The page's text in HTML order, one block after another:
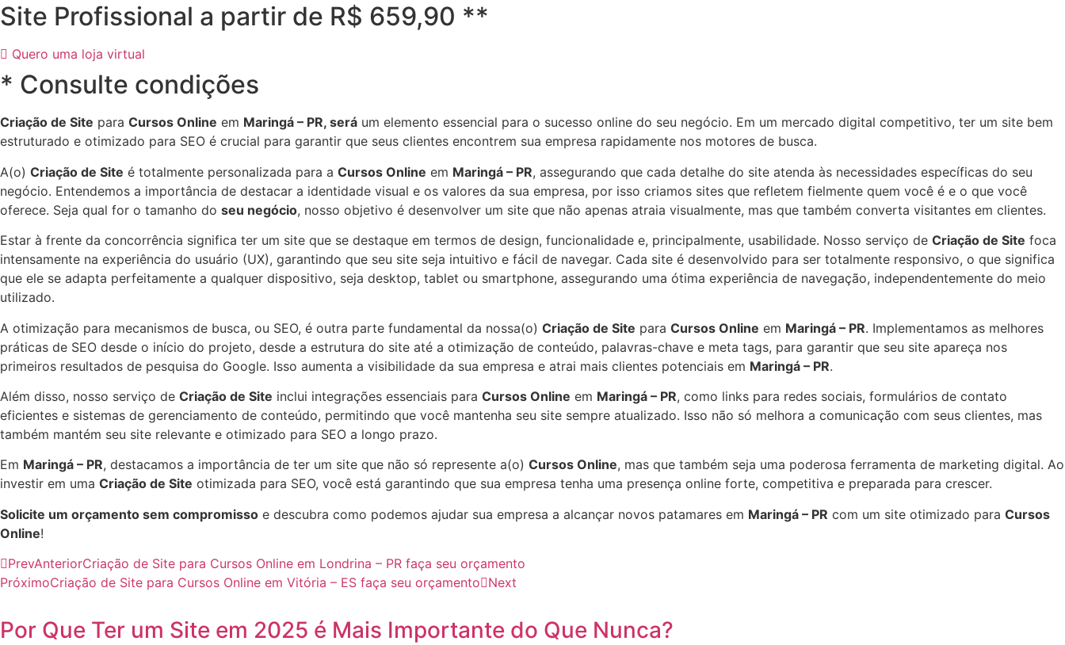
Site Profissional a partir de R$ 659,90 **
Quero uma loja virtual
* Consulte condições
Criação de Site para Cursos Online em Maringá – PR, será um elemento essencial para o sucesso online do seu negócio. Em um mercado digital competitivo, ter um site bem
estruturado e otimizado para SEO é crucial para garantir que seus clientes encontrem sua empresa rapidamente nos motores de busca.
A(o) Criação de Site é totalmente personalizada para a Cursos Online em Maringá – PR, assegurando que cada detalhe do site atenda às necessidades específicas do seu
negócio. Entendemos a importância de destacar a identidade visual e os valores da sua empresa, por isso criamos sites que refletem fielmente quem você é e o que você
oferece. Seja qual for o tamanho do seu negócio, nosso objetivo é desenvolver um site que não apenas atraia visualmente, mas que também converta visitantes em clientes.
Estar à frente da concorrência significa ter um site que se destaque em termos de design, funcionalidade e, principalmente, usabilidade. Nosso serviço de Criação de Site foca
intensamente na experiência do usuário (UX), garantindo que seu site seja intuitivo e fácil de navegar. Cada site é desenvolvido para ser totalmente responsivo, o que significa
que ele se adapta perfeitamente a qualquer dispositivo, seja desktop, tablet ou smartphone, assegurando uma ótima experiência de navegação, independentemente do meio
utilizado.
A otimização para mecanismos de busca, ou SEO, é outra parte fundamental da nossa(o) Criação de Site para Cursos Online em Maringá – PR. Implementamos as melhores
práticas de SEO desde o início do projeto, desde a estrutura do site até a otimização de conteúdo, palavras-chave e meta tags, para garantir que seu site apareça nos
primeiros resultados de pesquisa do Google. Isso aumenta a visibilidade da sua empresa e atrai mais clientes potenciais em Maringá – PR.
Além disso, nosso serviço de Criação de Site inclui integrações essenciais para Cursos Online em Maringá – PR, como links para redes sociais, formulários de contato
eficientes e sistemas de gerenciamento de conteúdo, permitindo que você mantenha seu site sempre atualizado. Isso não só melhora a comunicação com seus clientes, mas
também mantém seu site relevante e otimizado para SEO a longo prazo.
Em Maringá – PR, destacamos a importância de ter um site que não só represente a(o) Cursos Online, mas que também seja uma poderosa ferramenta de marketing digital. Ao
investir em uma Criação de Site otimizada para SEO, você está garantindo que sua empresa tenha uma presença online forte, competitiva e preparada para crescer.
Solicite um orçamento sem compromisso e descubra como podemos ajudar sua empresa a alcançar novos patamares em Maringá – PR com um site otimizado para Cursos
Online!
PrevAnteriorCriação de Site para Cursos Online em Londrina – PR faça seu orçamento
PróximoCriação de Site para Cursos Online em Vitória – ES faça seu orçamento Next
Por Que Ter um Site em 2025 é Mais Importante do Que Nunca?